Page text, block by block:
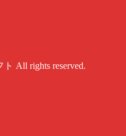
All rights reserved.